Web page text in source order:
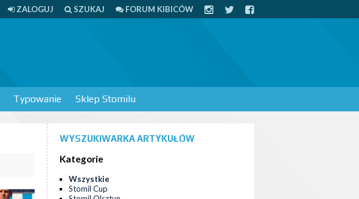
ZALOGUJ SZUKAJ FORUM KIBICÓW
Typowanie Sklep Stomilu
WYSZUKIWARKA ARTYKUŁÓW
Kategorie
Wszystkie
Stomil Cup